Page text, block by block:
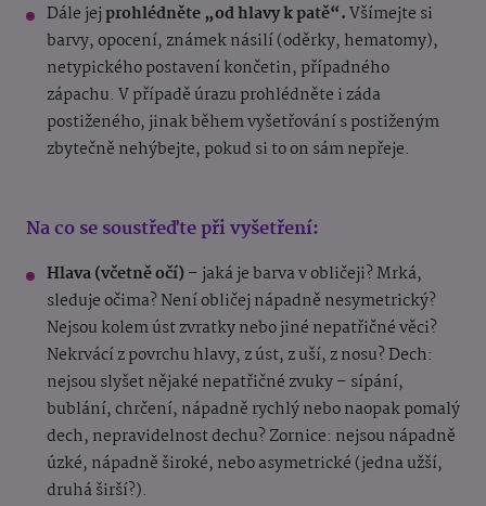
Dále jej prohlédněte „od hlavy k patě“.Všímejte si
barvy, opocení, známek násilí (oděrky, hematomy),
netypického postavení končetin, případného
zápachu. V případě úrazu prohlédněte i záda
postiženého, jinak během vyšetřování s postiženým
zbytečně nehýbejte, pokud si to on sám nepřeje.
Na co se soustřeďte při vyšetření:
Hlava (včetně očí)– jaká je barva v obličeji? Mrká,
sleduje očima? Není obličej nápadně nesymetrický?
Nejsou kolem úst zvratky nebo jiné nepatřičné věci?
Nekrvácí z povrchu hlavy, z úst, z uší, z nosu? Dech:
nejsou slyšet nějaké nepatřičné zvuky – sípání,
bublání, chrčení, nápadně rychlý nebo naopak pomalý
dech, nepravidelnost dechu? Zornice: nejsou nápadně
úzké, nápadně široké, nebo asymetrické (jedna užší,
druhá širší?).